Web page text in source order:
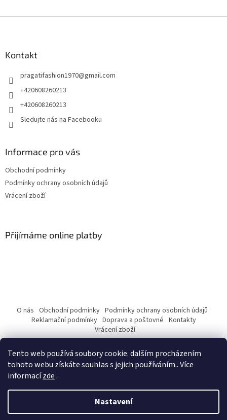
Tento web používá soubory cookie. dalším procházením
tohoto webu získáte souhlas s jejich používáním.. Více
informacízde.
Nastavení
Kontakt
pragatifashion1970@gmail.com
+420608260213
+420608260213
Sledujte nás na Facebooku
Informace pro vás
Obchodní podmínky
Podmínky ochrany osobních údajů
Vrácení zboží
Přijímáme online platby
O nás Obchodní podmínky Podmínky ochrany osobních údajů
Reklamační podmínky Doprava a poštovné Kontakty
Vrácení zboží